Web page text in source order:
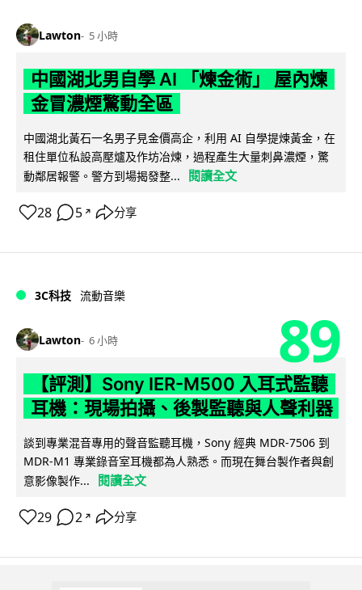
Lawton 5 小時
中國湖北男自學 AI 「煉金術」 屋內煉
金冒濃煙驚動全區
中國湖北黃石一名男子見金價高企，利用 AI 自學提煉黃金，在
租住單位私設高壓爐及作坊冶煉，過程產生大量刺鼻濃煙，驚
動鄰居報警。警方到場揭發整...
閱讀全文
28 5 ↗ 分享
3C科技 流動音樂
Lawton 6 小時 89
【評測】Sony IER-M500 入耳式監聽
耳機：現場拍攝、後製監聽與人聲利器
談到專業混音專用的聲音監聽耳機，Sony 經典 MDR-7506 到
MDR-M1 專業錄音室耳機都為人熟悉。而現在舞台製作者與創
意影像製作...
閱讀全文
29 2 ↗ 分享